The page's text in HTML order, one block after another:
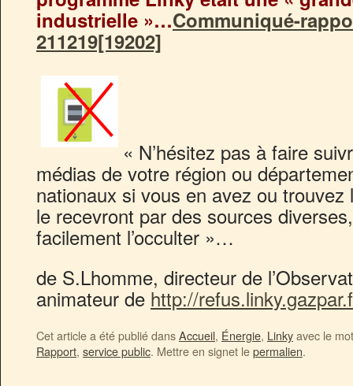
industrielle »…Communiqué-
211219[19202]
« N’hésitez pas à faire
médias de votre région ou
nationaux si vous en avez ou
le recevront par des sources
facilement l’occulter »…
de S.Lhomme, directeur de
animateur de http://
Cet article a été publié dansAccueil, Énergie, Linkyavec le
Rapport, service public. Mettre en signet lepermalien.